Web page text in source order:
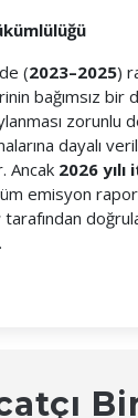
(2023–2025)
bağımsız bir
zorunlu
dayalı
Ancak 2026
emisyon
tarafından